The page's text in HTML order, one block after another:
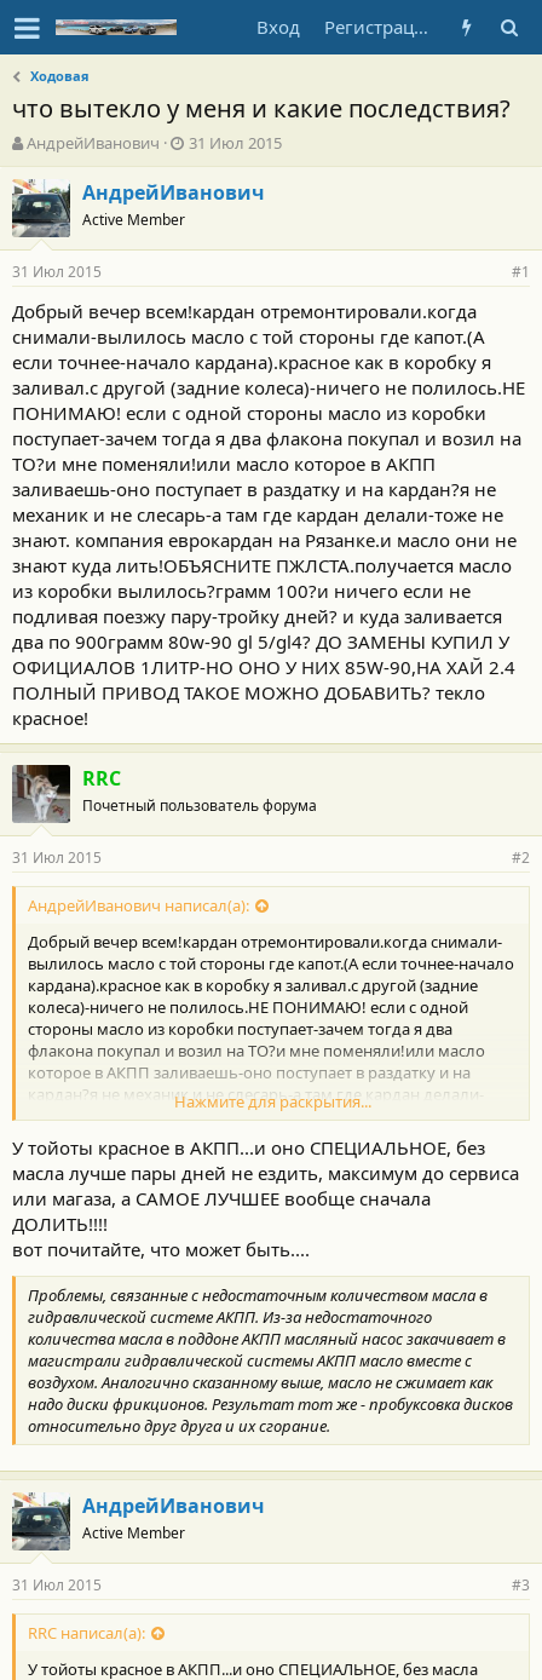
Вход Регистрация
Ходовая
что вытекло у меня и какие последствия?
А
в
т
о
р
т
е
м
ы
АндрейИванович
Д
а
т
а
а
а
л
а
31 Июл 2015
АндрейИванович
Active Member
31 Июл 2015 #1
Добрый вечер всем!кардан отремонтировали.когда
снимали-вылилось масло с той стороны где капот.(А
если точнее-начало кардана).красное как в коробку я
заливал.с другой (задние колеса)-ничего не полилось.НЕ
ПОНИМАЮ! если с одной стороны масло из коробки
поступает-зачем тогда я два флакона покупал и возил на
ТО?и мне поменяли!или масло которое в АКПП
заливаешь-оно поступает в раздатку и на кардан?я не
механик и не слесарь-а там где кардан делали-тоже не
знают. компания еврокардан на Рязанке.и масло они не
знают куда лить!ОБЪЯСНИТЕ ПЖЛСТА.получается масло
из коробки вылилось?грамм 100?и ничего если не
подливая поезжу пару-тройку дней? и куда заливается
два по 900грамм 80w-90 gl 5/gl4? ДО ЗАМЕНЫ КУПИЛ У
ОФИЦИАЛОВ 1ЛИТР-НО ОНО У НИХ 85W-90,НА ХАЙ 2.4
ПОЛНЫЙ ПРИВОД ТАКОЕ МОЖНО ДОБАВИТЬ? текло
красное!
RRC
Почетный пользователь форума
31 Июл 2015 #2
АндрейИванович написал(а):
Добрый вечер всем!кардан отремонтировали.когда снимали-
вылилось масло с той стороны где капот.(А если точнее-начало
кардана).красное как в коробку я заливал.с другой (задние
колеса)-ничего не полилось.НЕ ПОНИМАЮ! если с одной
стороны масло из коробки поступает-зачем тогда я два
флакона покупал и возил на ТО?и мне поменяли!или масло
которое в АКПП заливаешь-оно поступает в раздатку и на
кардан?я не механик и не слесарь-а там где кардан делали-
тоже не знают. компания еврокардан на Рязанке.и масло они
не знают куда лить!ОБЪЯСНИТЕ ПЖЛСТА.получается масло из
коробки вылилось?грамм 100?и ничего если не подливая
поезжу пару-тройку дней? и куда заливается два по 900грамм
80w-90 gl 5/gl4? ДО ЗАМЕНЫ КУПИЛ У ОФИЦИАЛОВ 1ЛИТР-НО
ОНО У НИХ 85W-90,НА ХАЙ 2.4 ПОЛНЫЙ ПРИВОД ТАКОЕ
МОЖНО ДОБАВИТЬ? текло красное!
Нажмите для раскрытия...
У тойоты красное в АКПП...и оно СПЕЦИАЛЬНОЕ, без
масла лучше пары дней не ездить, максимум до сервиса
или магаза, а САМОЕ ЛУЧШЕЕ вообще сначала
ДОЛИТЬ!!!!
вот почитайте, что может быть....
Проблемы, связанные с недостаточным количеством масла в
гидравлической системе АКПП. Из-за недостаточного
количества масла в поддоне АКПП масляный насос закачивает в
магистрали гидравлической системы АКПП масло вместе с
воздухом. Аналогично сказанному выше, масло не сжимает как
надо диски фрикционов. Результат тот же - пробуксовка дисков
относительно друг друга и их сгорание.
АндрейИванович
Active Member
31 Июл 2015 #3
RRC написал(а):
У тойоты красное в АКПП...и оно СПЕЦИАЛЬНОЕ, без масла